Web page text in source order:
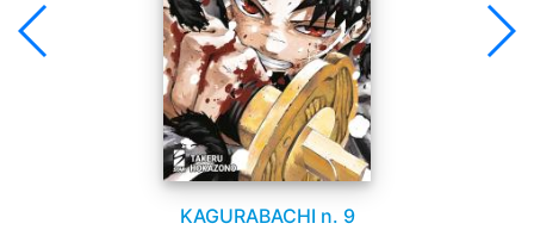
KAGURABACHI n. 9